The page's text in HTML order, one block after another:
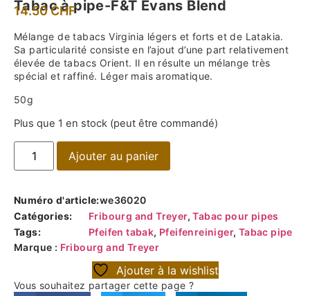
Tabac à pipe-F&T Evans Blend
14.50CHF
Mélange de tabacs Virginia légers et forts et de Latakia.
Sa particularité consiste en l’ajout d’une part relativement
élevée de tabacs Orient. Il en résulte un mélange très
spécial et raffiné. Léger mais aromatique.
50g
Plus que 1 en stock (peut être commandé)
Ajouter au panier
Numéro d'article:we36020
Catégories:
Fribourg and Treyer,Tabac pour pipes
Tags:
Pfeifen tabak, Pfeifenreiniger, Tabac pipe
Marque : Fribourg and Treyer
Ajouter à la wishlist
Vous souhaitez partager cette page ?